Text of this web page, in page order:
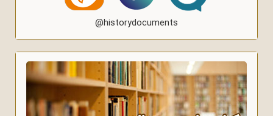
@historydocuments